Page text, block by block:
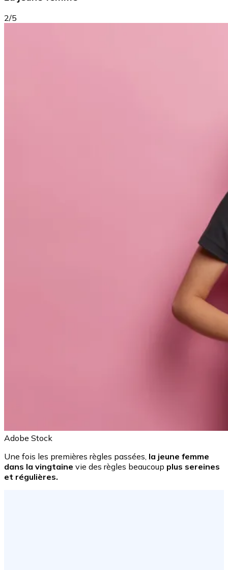
2/5
Adobe Stock
Une fois les premières règles passées, la jeune femme
dans la vingtaine vie des règles beaucoup plus sereines
et régulières.